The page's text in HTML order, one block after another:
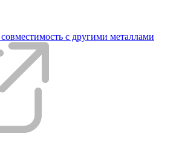
с другими металлами